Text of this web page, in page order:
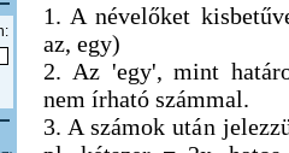
1. A névelőket
az, egy)
2. Az 'egy', mint
nem írható számmal.
3. A számok után